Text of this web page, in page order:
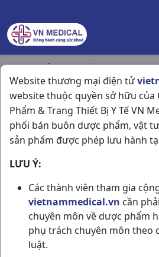
Website thương mại điện tử
website thuộc quyền sở hữu của
Phẩm & Trang Thiết Bị Y Tế VN
phối bán buôn dược phẩm, vật
sản phẩm được phép lưu hành
LƯU Ý:
Các thành viên tham gia
vietnammedical.vn cần
chuyên môn về dược phẩm
phụ trách chuyên môn theo
luật.
Trang chủ / Hô Hấp /
Hayex 10mg H30v Davipharma